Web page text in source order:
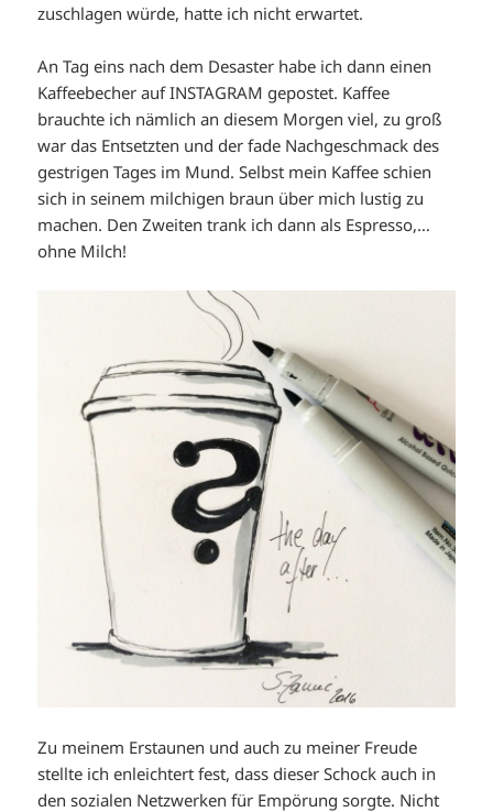
zuschlagen würde, hatte ich nicht erwartet.
An Tag eins nach dem Desaster habe ich dann einen
Kaffeebecher auf INSTAGRAM gepostet. Kaffee
brauchte ich nämlich an diesem Morgen viel, zu groß
war das Entsetzten und der fade Nachgeschmack des
gestrigen Tages im Mund. Selbst mein Kaffee schien
sich in seinem milchigen braun über mich lustig zu
machen. Den Zweiten trank ich dann als Espresso,…
ohne Milch!
Zu meinem Erstaunen und auch zu meiner Freude
stellte ich enleichtert fest, dass dieser Schock auch in
den sozialen Netzwerken für Empörung sorgte. Nicht